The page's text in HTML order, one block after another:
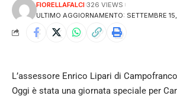
ULTIMO AGGIORNAMENTO: SETTEMBRE
FIORELLAFALCI 326 VIEWS
L’assessore Enrico Lipari di
Oggi è stata una giornata speciale per